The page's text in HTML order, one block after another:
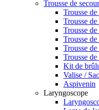
Trousse de
Trousse de
Trousse
Trousse
Trousse de
Trousse
Trousse
Kit de
Valise /
Aspivenin
Laryngoscope